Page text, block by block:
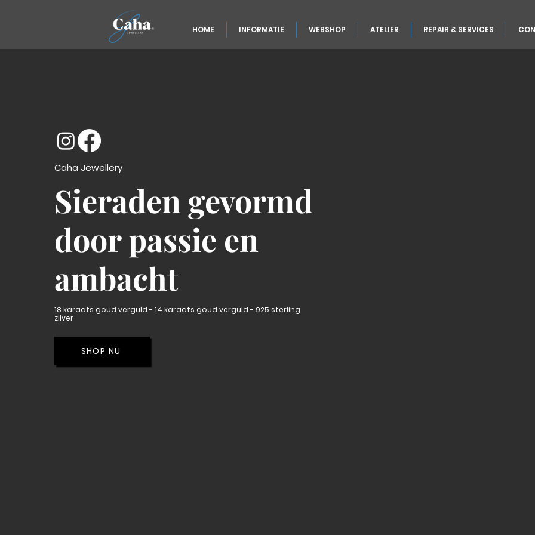
HOME INFORMATIE WEBSHOP ATELIER REPAIR & SERVICES
Caha Jewellery
Sieraden gevormd
door passie en
ambacht
18 karaats goud verguld - 14 karaats goud verguld - 925 sterling
zilver
SHOP NU